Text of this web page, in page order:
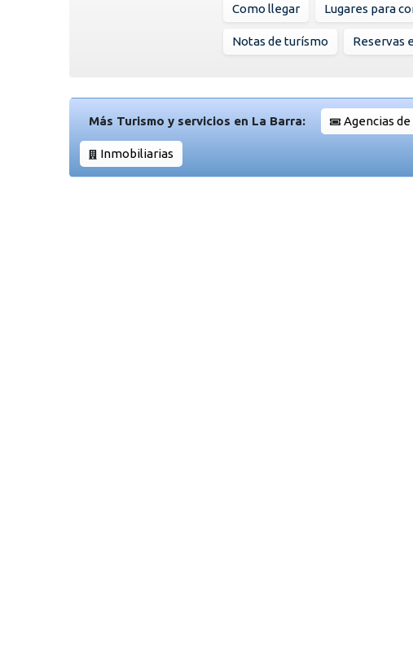
Como llegar Lugares para
Notas de turísmo Reservas
Más Turismo y servicios en La Barra: Agencias
Inmobiliarias